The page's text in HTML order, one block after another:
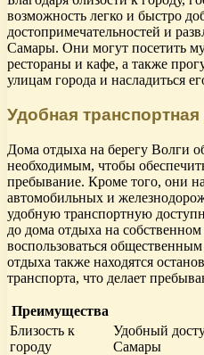
возможность легко и быстро
достопримечательностей и
Самары. Они могут посетить
рестораны и кафе, а также
улицам города и насладиться
Удобная
Дома отдыха на берегу Волги
необходимым, чтобы
пребывание. Кроме того, они
автомобильных и
удобную транспортную
до дома отдыха на
воспользоваться
отдыха также находятся
транспорта, что делает
Преимущества
Близость к
городу
Удобный
Самары